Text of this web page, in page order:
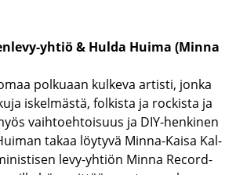
​yhtiö & Hulda Huima (Minna
pol­ku­aan kul­ke­va ar­tis­ti, jonka
is­kel­mäs­tä, fol­kis­ta ja roc­kis­ta ja
vaih­toeh­toi­suus ja DIY-​henkinen
takaa löy­ty­vä Minna-​Kaisa Kal­
levy-​yhtiön Minna Record­